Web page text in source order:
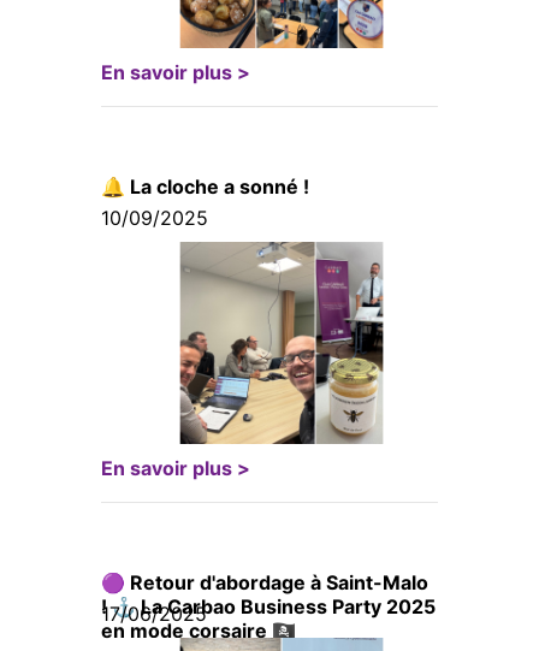
En savoir plus >
🔔 La cloche a sonné !
10/09/2025
En savoir plus >
🟣 Retour d'abordage à Saint-Malo
! ⚓ La Carbao Business Party 2025
en mode corsaire 🏴‍☠️
17/06/2025